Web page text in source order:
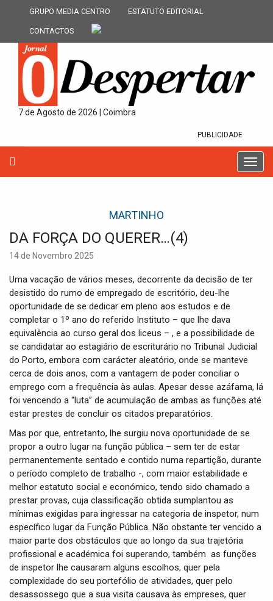
GRUPO MEDIA CENTRO ESTATUTO EDITORIAL
CONTACTOS
7 de Agosto de 2026 | Coimbra
PUBLICIDADE
T
o
i
i
o
MARTINHO
DA FORÇA DO QUERER…(4)
14 de Novembro 2025
Uma vacação de vários meses, decorrente da decisão de ter
desistido do rumo de empregado de escritório, deu-lhe
oportunidade de se dedicar em pleno aos estudos e de
completar o 1º ano do referido Instituto – que lhe dava
equivalência ao curso geral dos liceus – , e a possibilidade de
se candidatar ao estagiário de escriturário no Tribunal Judicial
do Porto, embora com carácter aleatório, onde se manteve
cerca de dois anos, com a vantagem de poder conciliar o
emprego com a frequência às aulas. Apesar desse azáfama, lá
foi vencendo a “luta” de acumulação de ambas as funções até
estar prestes de concluir os citados preparatórios.
Mas por que, entretanto, lhe surgiu nova oportunidade de se
propor a outro lugar na função pública – sem ter de estar
permanentemente sentado e contido numa repartição, durante
o período completo de trabalho -, com maior estabilidade e
melhor estatuto social e económico, tendo sido chamado a
prestar provas, cuja classificação obtida sumplantou as
mínimas exigidas para ingressar na categoria de inspetor, num
específico lugar da Função Pública. Não obstante ter vencido a
maior parte dos obstáculos que ao longo da sua trajetória
profissional e académica foi superando, também as funções
de inspetor lhe causaram alguns escolhos, quer pela
complexidade do seu portefólio de atividades, quer pelo
desassossego que a sua visita causava às empreses, quer